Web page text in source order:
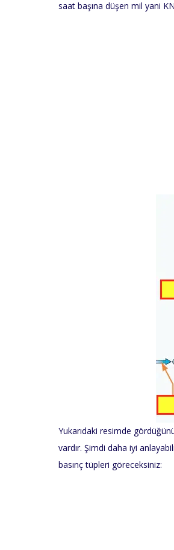
saat başına düşen mil yani
Yukarıdaki resimde
vardır. Şimdi daha iyi
basınç tüpleri göreceksiniz: